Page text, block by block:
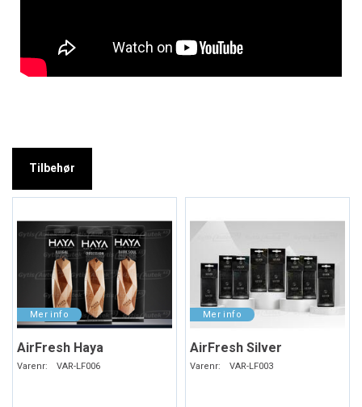
Tilbehør
AirFresh Haya
Varenr: VAR-LF006
AirFresh Silver
Varenr: VAR-LF003